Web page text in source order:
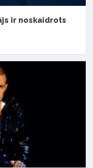
ir noskaidrots